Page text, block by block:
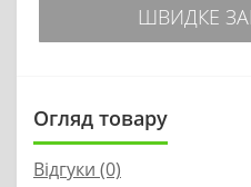
ШВИДКЕ
Огляд товару
Відгуки (0)